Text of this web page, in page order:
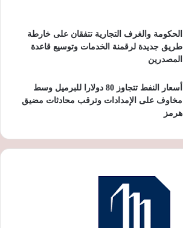
الحكومة والغرف التجارية تتفقان على خارطة
طريق جديدة لرقمنة الخدمات وتوسيع قاعدة
المصدرين
أسعار النفط تتجاوز 80 دولارا للبرميل وسط
مخاوف على الإمدادات وترقب محادثات مضيق
هرمز